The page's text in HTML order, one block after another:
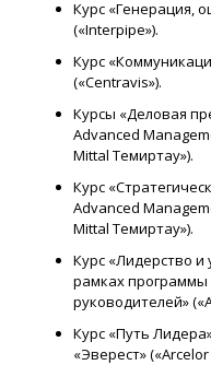
Курс «Генерация,
(«Interpipe»).
Курс
(«Centravis»).
Курсы «Деловая
Advanced
Mittal Темиртау»).
Курс
Advanced
Mittal Темиртау»).
Курс «Лидерство
рамках программы
руководителей»
Курс «Путь
«Эверест»